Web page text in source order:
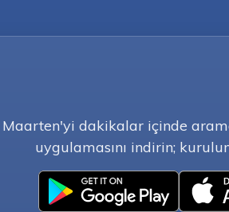
Maarten'yi dakikalar içinde
uygulamasını indirin;